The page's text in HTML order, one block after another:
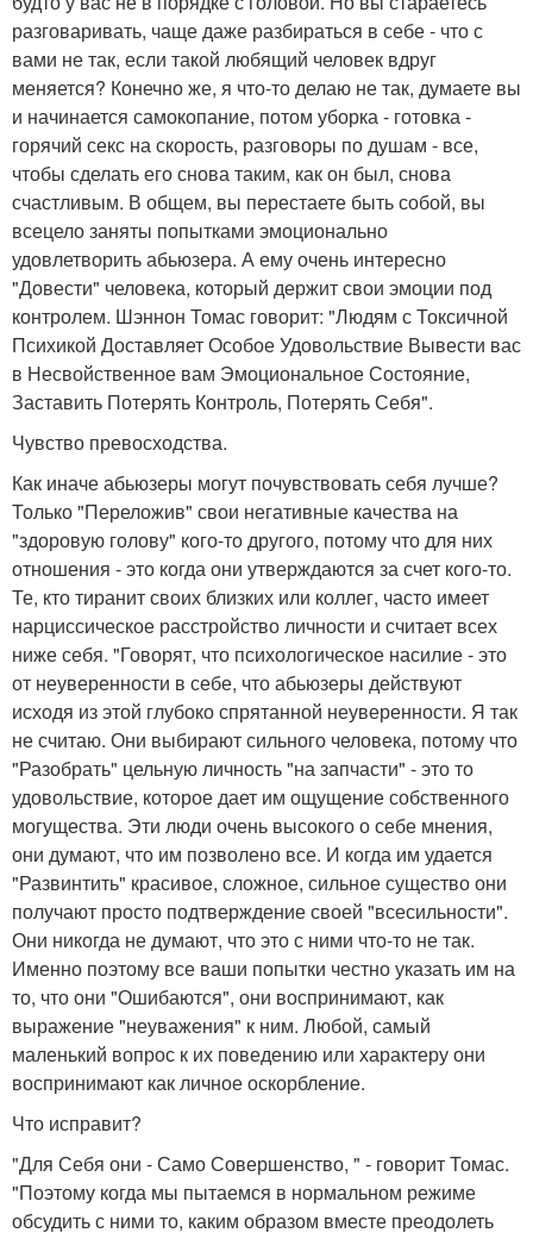
разговаривать, чаще даже разбираться в себе - что с
вами не так, если такой любящий человек вдруг
меняется? Конечно же, я что-то делаю не так, думаете вы
и начинается самокопание, потом уборка - готовка -
горячий секс на скорость, разговоры по душам - все,
чтобы сделать его снова таким, как он был, снова
счастливым. В общем, вы перестаете быть собой, вы
всецело заняты попытками эмоционально
удовлетворить абьюзера. А ему очень интересно
"Довести" человека, который держит свои эмоции под
контролем. Шэннон Томас говорит: "Людям с Токсичной
Психикой Доставляет Особое Удовольствие Вывести вас
в Несвойственное вам Эмоциональное Состояние,
Заставить Потерять Контроль, Потерять Себя".
Чувство превосходства.
Как иначе абьюзеры могут почувствовать себя лучше?
Только "Переложив" свои негативные качества на
"здоровую голову" кого-то другого, потому что для них
отношения - это когда они утверждаются за счет кого-то.
Те, кто тиранит своих близких или коллег, часто имеет
нарциссическое расстройство личности и считает всех
ниже себя. "Говорят, что психологическое насилие - это
от неуверенности в себе, что абьюзеры действуют
исходя из этой глубоко спрятанной неуверенности. Я так
не считаю. Они выбирают сильного человека, потому что
"Разобрать" цельную личность "на запчасти" - это то
удовольствие, которое дает им ощущение собственного
могущества. Эти люди очень высокого о себе мнения,
они думают, что им позволено все. И когда им удается
"Развинтить" красивое, сложное, сильное существо они
получают просто подтверждение своей "всесильности".
Они никогда не думают, что это с ними что-то не так.
Именно поэтому все ваши попытки честно указать им на
то, что они "Ошибаются", они воспринимают, как
выражение "неуважения" к ним. Любой, самый
маленький вопрос к их поведению или характеру они
воспринимают как личное оскорбление.
Что исправит?
"Для Себя они - Само Совершенство, " - говорит Томас.
"Поэтому когда мы пытаемся в нормальном режиме
обсудить с ними то, каким образом вместе преодолеть